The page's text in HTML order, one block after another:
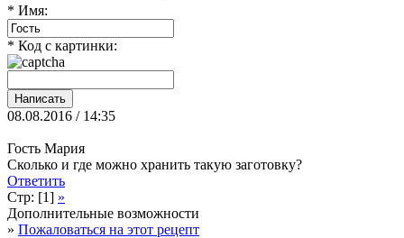
* Имя:
* Код с картинки:
08.08.2016 / 14:35
Гость Мария
Сколько и где можно хранить такую заготовку?
Ответить
Стр: [1] »
Дополнительные возможности
» Пожаловаться на этот рецепт